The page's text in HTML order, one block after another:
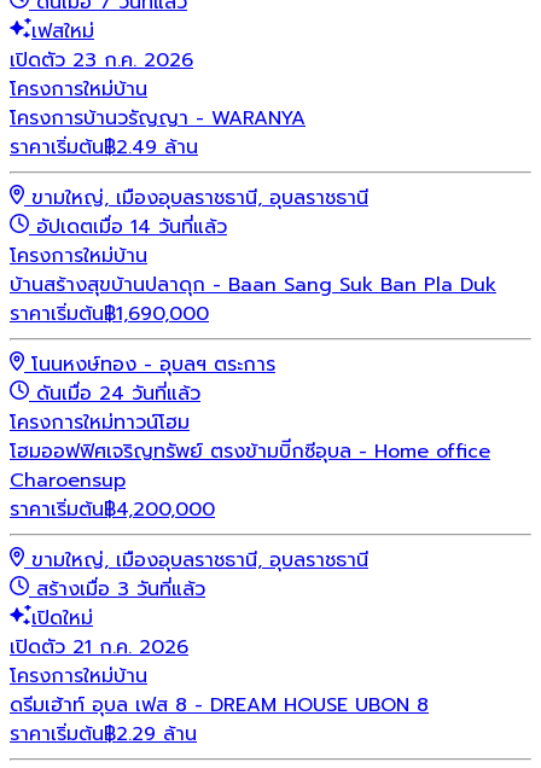
เฟสใหม่
เปิดตัว 23 ก.ค. 2026
โครงการใหม่บ้าน
โครงการบ้านวรัญญา - WARANYA
ราคาเริ่มต้น฿2.49 ล้าน
ขามใหญ่, เมืองอุบลราชธานี, อุบลราชธานี
อัปเดตเมื่อ 14 วันที่แล้ว
โครงการใหม่บ้าน
บ้านสร้างสุขบ้านปลาดุก - Baan Sang Suk Ban Pla Duk
ราคาเริ่มต้น฿1,690,000
โนนหงษ์ทอง - อุบลฯ ตระการ
ดันเมื่อ 24 วันที่แล้ว
โครงการใหม่ทาวน์โฮม
โฮมออฟฟิศเจริญทรัพย์ ตรงข้ามบิีกซีอุบล - Home office
Charoensup
ราคาเริ่มต้น฿4,200,000
ขามใหญ่, เมืองอุบลราชธานี, อุบลราชธานี
สร้างเมื่อ 3 วันที่แล้ว
เปิดใหม่
เปิดตัว 21 ก.ค. 2026
โครงการใหม่บ้าน
ดรีมเฮ้าท์ อุบล เฟส 8 - DREAM HOUSE UBON 8
ราคาเริ่มต้น฿2.29 ล้าน